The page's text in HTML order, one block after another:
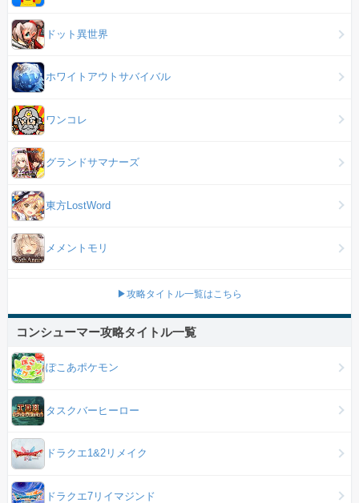
ドット異世界
ホワイトアウトサバイバル
ワンコレ
グランドサマナーズ
東方LostWord
メメントモリ
▶攻略タイトル一覧はこちら
コンシューマー攻略タイトル一覧
ぽこあポケモン
タスクバーヒーロー
ドラクエ1&2リメイク
ドラクエ7リイマジンド